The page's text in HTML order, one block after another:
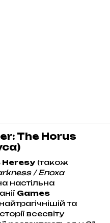
The Horus
Heresy(також
/ Епоха
настільна
Games
та
всесвіту